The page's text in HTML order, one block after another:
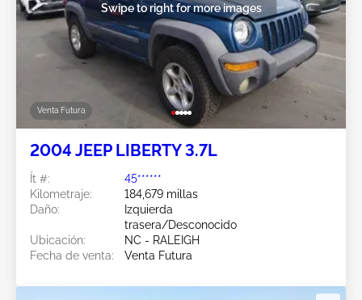
Venta Futura
Swipe to right for more images
2004 JEEP LIBERTY 3.7L
Ít #:
45******
Kilometraje:
184,679 millas
Daño:
Izquierda
trasera/Desconocido
Ubicación:
NC - RALEIGH
Fecha de venta:
Venta Futura